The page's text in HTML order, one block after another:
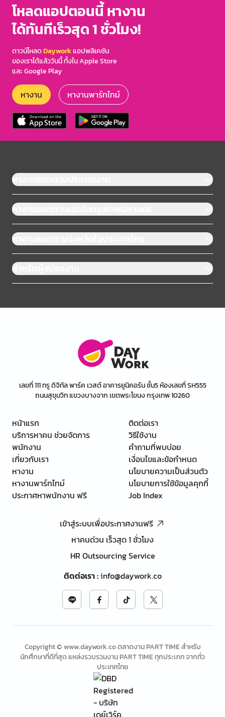
โหลดแอปตอนนี้ หางาน
ได้ทันทีเร็วสุด 1 ชั่วโมง!
ดาวน์โหลดDayworkแอปพลิเคชัน
ของเราได้แล้ววันนี้ ทั้งใน Apple Store
และ Google Play
หางาน หางานพาร์ทไทม์
หางานแยกตามประเภทงาน
หางานแยกตามเขตในกรุงเทพมหานคร
หางานแยกตามจังหวัดในประเทศไทย
สำหรับผู้สมัครงาน
เลขที่ 111 ทรู ดิจิทัล พาร์ค เวสต์ อาคารยูนิคอร์น ชั้น5 ห้องเลขที่ SH555
ถนนสุขุมวิท แขวงบางจาก เขตพระโขนง กรุงเทพ 10260
หน้าแรก
บริการหาคน ช่วยจัดการ
พนักงาน
เกี่ยวกับเรา
หางาน
หางานพาร์ทไทม์
ประกาศหาพนักงาน ฟรี
ติดต่อเรา
วิธีใช้งาน
คำถามที่พบบ่อย
เงื่อนไขและข้อกำหนด
นโยบายความเป็นส่วนตัว
นโยบายการใช้ข้อมูลคุกกี้
Job Index
เข้าสู่ระบบเพื่อประกาศงานฟรี
หาคนด่วน เร็วสุด 1 ชั่วโมง
HR Outsourcing Service
ติดต่อเรา:info@daywork.co
Copyright © www.daywork.co ตลาดงาน PART TIME สำหรับ
นักศึกษาที่ดีที่สุด แหล่งรวบรวมงาน PART TIME ทุกประเภท จากทั่ว
ประเทศไทย